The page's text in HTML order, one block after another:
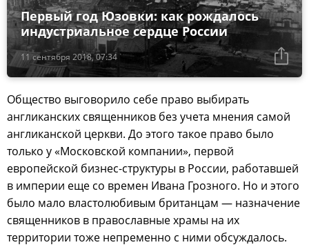
11 сентября 2018, 07:34
Первый год Юзовки: как рождалось
индустриальное сердце России
Общество выговорило себе право выбирать
англиканских священников без учета мнения самой
англиканской церкви. До этого такое право было
только у «Московской компании», первой
европейской бизнес-структуры в России, работавшей
в империи еще со времен Ивана Грозного. Но и этого
было мало властолюбивым британцам — назначение
священников в православные храмы на их
территории тоже непременно с ними обсуждалось.